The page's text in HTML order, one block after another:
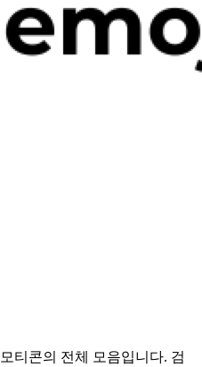
티콘의 전체 모음입니다. 검